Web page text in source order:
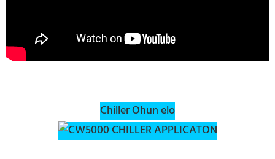
Chiller Ohun elo